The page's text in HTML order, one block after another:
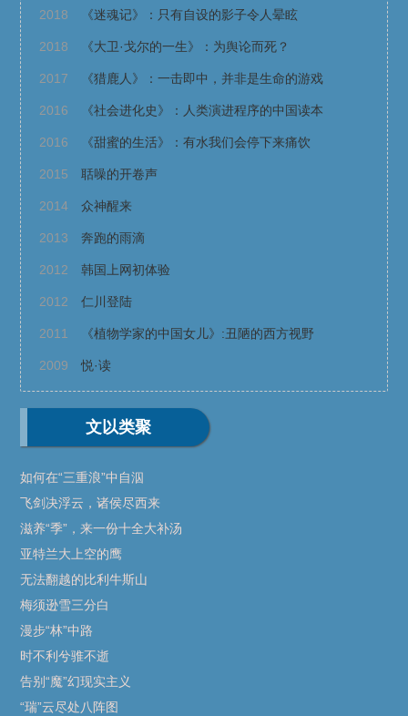
2018 《迷魂记》：只有自设的影子令人晕眩
2018 《大卫·戈尔的一生》：为舆论而死？
2017 《猎鹿人》：一击即中，并非是生命的游戏
2016 《社会进化史》：人类演进程序的中国读本
2016 《甜蜜的生活》：有水我们会停下来痛饮
2015 聒噪的开卷声
2014 众神醒来
2013 奔跑的雨滴
2012 韩国上网初体验
2012 仁川登陆
2011 《植物学家的中国女儿》:丑陋的西方视野
2009 悦·读
文以类聚
如何在“三重浪”中自泅
飞剑决浮云，诸侯尽西来
滋养“季”，来一份十全大补汤
亚特兰大上空的鹰
无法翻越的比利牛斯山
梅须逊雪三分白
漫步“林”中路
时不利兮骓不逝
告别“魔”幻现实主义
“瑞”云尽处八阵图